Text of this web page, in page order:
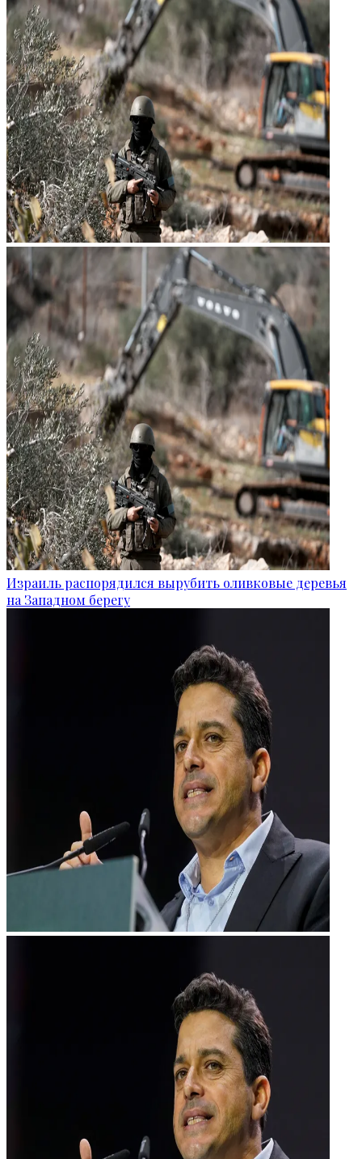
Израиль распорядился вырубить оливковые деревья
на Западном берегу